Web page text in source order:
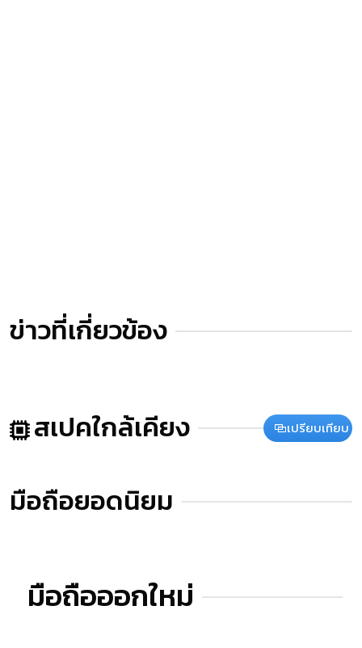
ข่าวที่เกี่ยวข้อง
สเปคใกล้เคียง เปรียบเทียบ
มือถือยอดนิยม
มือถือออกใหม่